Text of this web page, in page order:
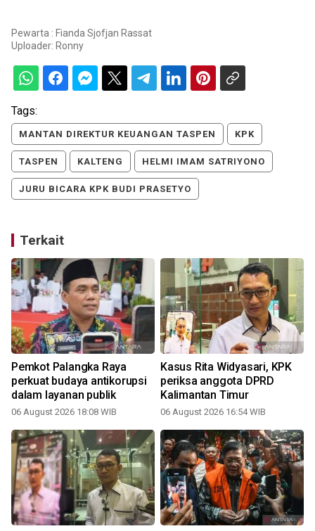
Pewarta : Fianda Sjofjan Rassat
Uploader: Ronny
Tags:
MANTAN DIREKTUR KEUANGAN TASPEN KPK
TASPEN KALTENG HELMI IMAM SATRIYONO
JURU BICARA KPK BUDI PRASETYO
Terkait
Pemkot Palangka Raya
perkuat budaya antikorupsi
dalam layanan publik
06 August 2026 18:08 WIB
Kasus Rita Widyasari, KPK
periksa anggota DPRD
Kalimantan Timur
06 August 2026 16:54 WIB